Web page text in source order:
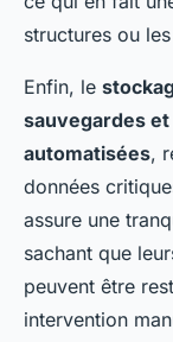
structures ou
Enfin, le
sauvegardes
automatisées,
données
assure une
sachant que
peuvent être
intervention